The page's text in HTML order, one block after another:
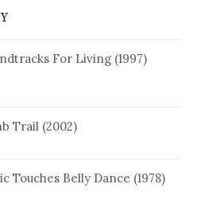
For Living (1997)
Trail (2002)
Touches Belly Dance (1978)